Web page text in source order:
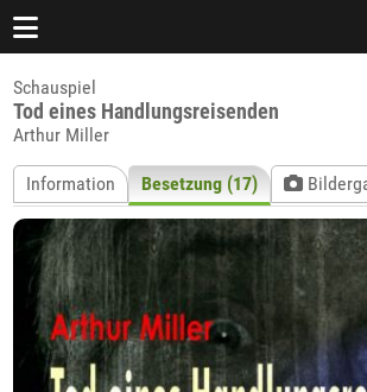
Schauspiel
Tod eines Handlungsreisenden
Arthur Miller
Information Besetzung (17)